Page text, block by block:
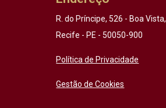
R. do Príncipe, 526 - Boa Vista,
Recife - PE - 50050-900
Política de Privacidade
Gestão de Cookies